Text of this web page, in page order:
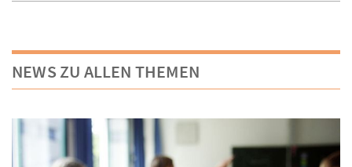
NEWS ZU ALLEN THEMEN